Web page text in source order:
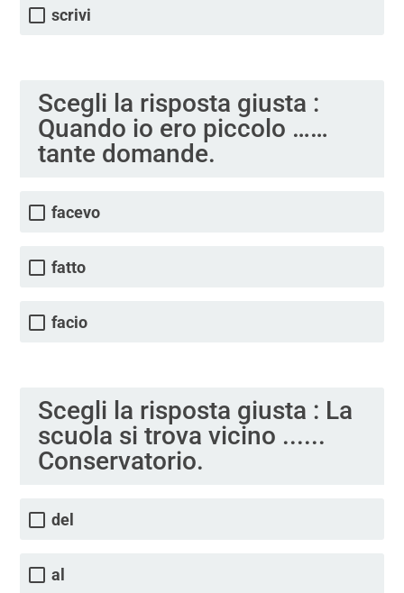
scrivi
Scegli la risposta giusta :
Quando io ero piccolo ……
tante domande.
facevo
fatto
facio
Scegli la risposta giusta : La
scuola si trova vicino ......
Conservatorio.
del
al